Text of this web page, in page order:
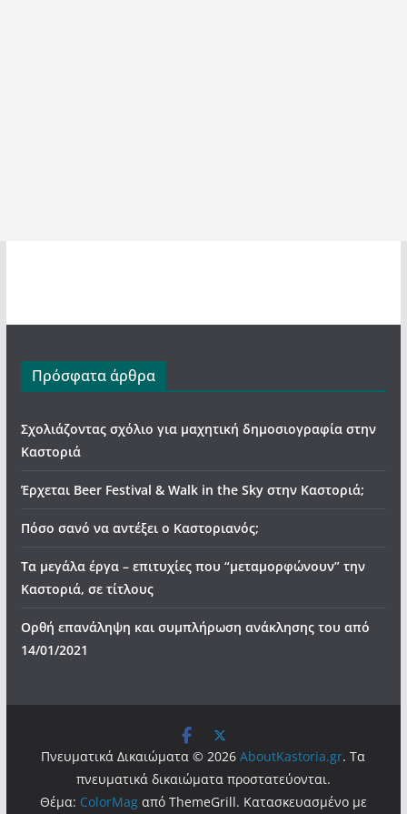
Πρόσφατα άρθρα
Σχολιάζοντας σχόλιο για μαχητική δημοσιογραφία στην
Καστοριά
Έρχεται Beer Festival & Walk in the Sky στην Καστοριά;
Πόσο σανό να αντέξει ο Καστοριανός;
Τα μεγάλα έργα – επιτυχίες που “μεταμορφώνουν” την
Καστοριά, σε τίτλους
Ορθή επανάληψη και συμπλήρωση ανάκλησης του από
14/01/2021
Πνευματικά Δικαιώματα © 2026AboutKastoria.gr. Τα
πνευματικά δικαιώματα προστατεύονται.
Θέμα: ColorMagαπό ThemeGrill. Κατασκευασμένο με